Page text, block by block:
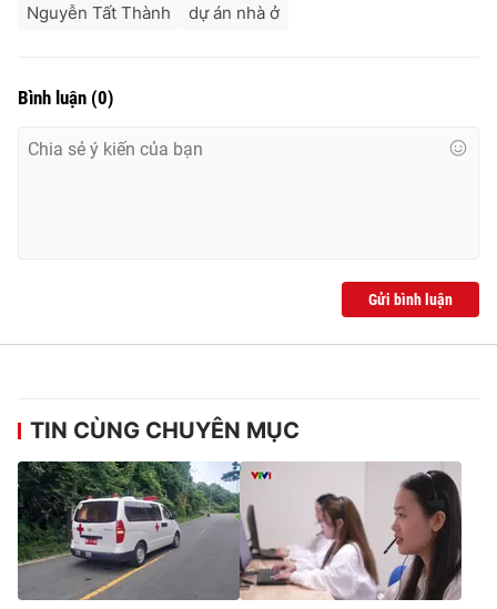
Nguyễn Tất Thành
dự án nhà ở
Bình luận (0)
Gửi bình luận
TIN CÙNG CHUYÊN MỤC